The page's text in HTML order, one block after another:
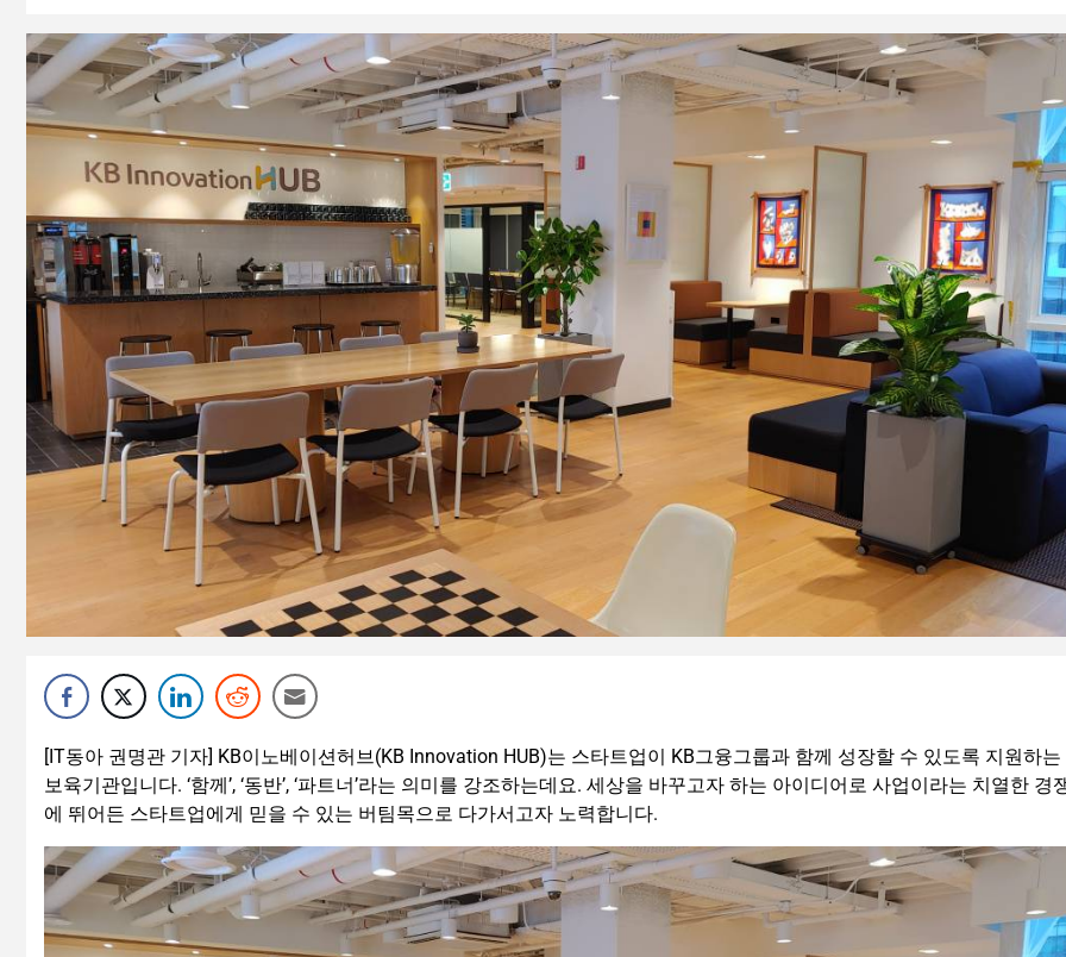
[IT동아 권명관 기자] KB이노베이션허브(KB Innovation HUB)는 스타트업이 KB그융그룹과 함께 성장할 수 있도록 지원하는
보육기관입니다. ‘함께’, ‘동반’, ‘파트너’라는 의미를 강조하는데요. 세상을 바꾸고자 하는 아이디어로 사업이라는 치열한 경
에 뛰어든 스타트업에게 믿을 수 있는 버팀목으로 다가서고자 노력합니다.